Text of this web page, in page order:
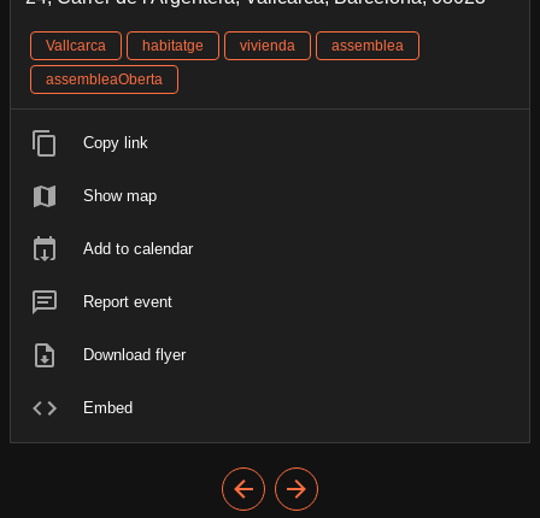
Vallcarca habitatge vivienda
assemblea
assembleaOberta
Copy link
Show map
Add to calendar
Report event
Download flyer
Embed